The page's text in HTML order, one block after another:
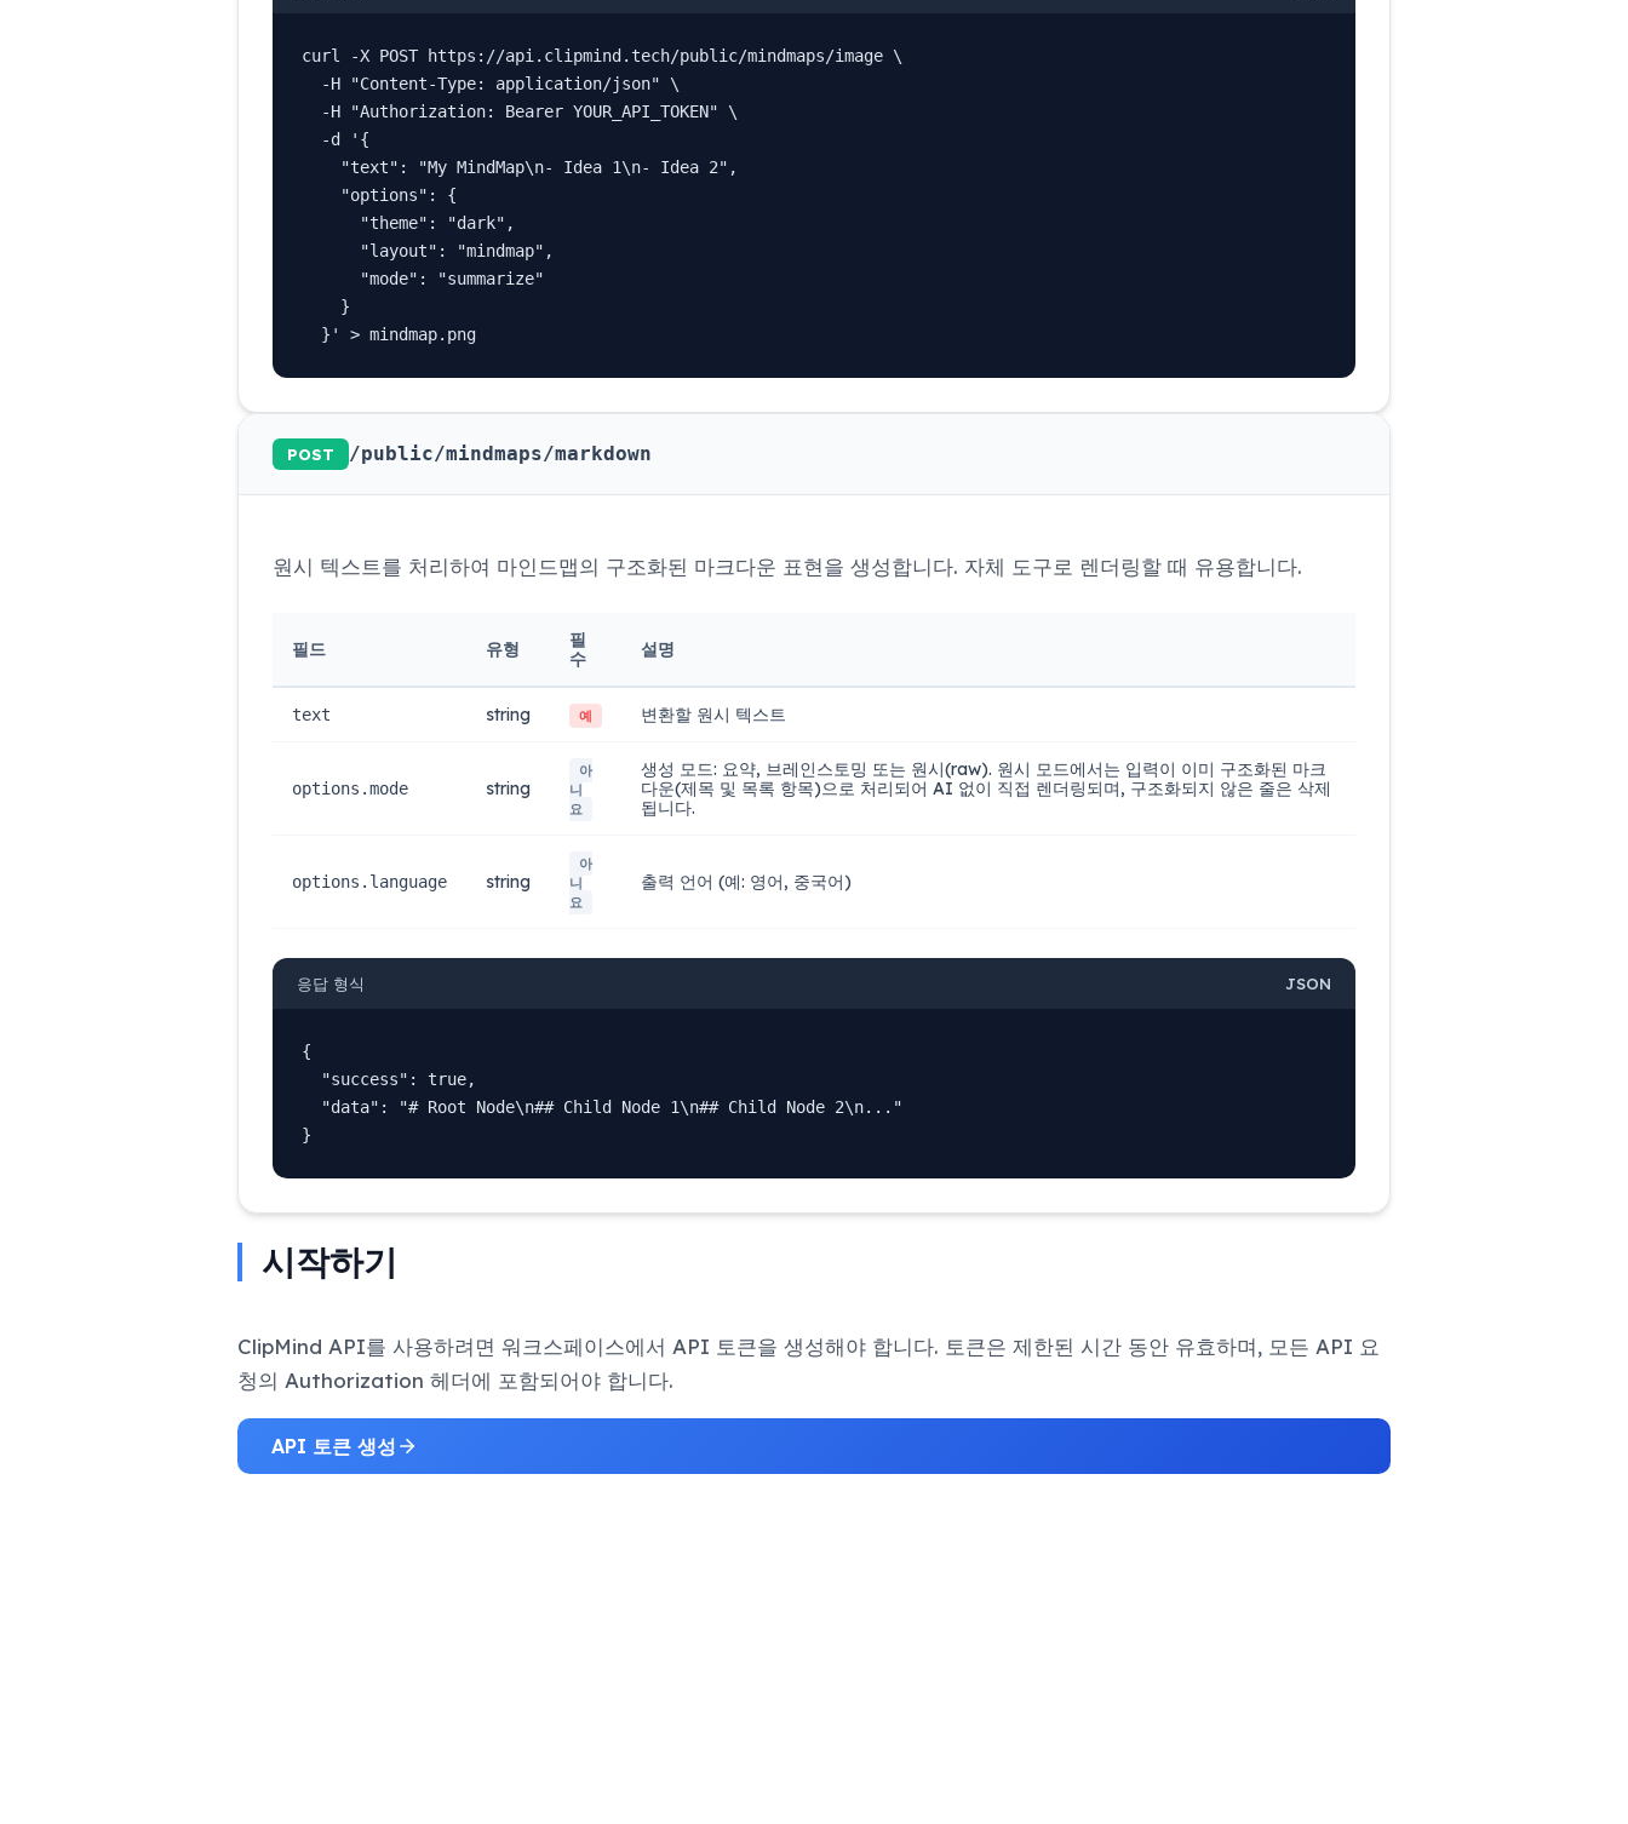
curl -X POST https://api.clipmind.tech/public/mindmaps/image \
  -H "Content-Type: application/json" \
  -H "Authorization: Bearer YOUR_API_TOKEN" \
  -d '{
    "text": "My MindMap\n- Idea 1\n- Idea 2",
    "options": {
      "theme": "dark",
      "layout": "mindmap",
      "mode": "summarize"
    }
  }' > mindmap.png
POST /public/mindmaps/markdown
원시 텍스트를 처리하여 마인드맵의 구조화된 마크다운 표현을 생성합니다. 자체 도구로 렌더링할 때 유용합니다.
필드 유형
필
수
설명
text string 예 변환할 원시 텍스트
options.mode string
아
니
요
생성 모드: 요약, 브레인스토밍 또는 원시(raw). 원시 모드에서는 입력이 이미 구조화된 마크
다운(제목 및 목록 항목)으로 처리되어 AI 없이 직접 렌더링되며, 구조화되지 않은 줄은 삭제
됩니다.
options.language string
아
니
요
출력 언어 (예: 영어, 중국어)
응답 형식 JSON
{
  "success": true,
  "data": "# Root Node\n## Child Node 1\n## Child Node 2\n..."
}
시작하기
ClipMind API를 사용하려면 워크스페이스에서 API 토큰을 생성해야 합니다. 토큰은 제한된 시간 동안 유효하며, 모든 API 요
청의 Authorization 헤더에 포함되어야 합니다.
API 토큰 생성